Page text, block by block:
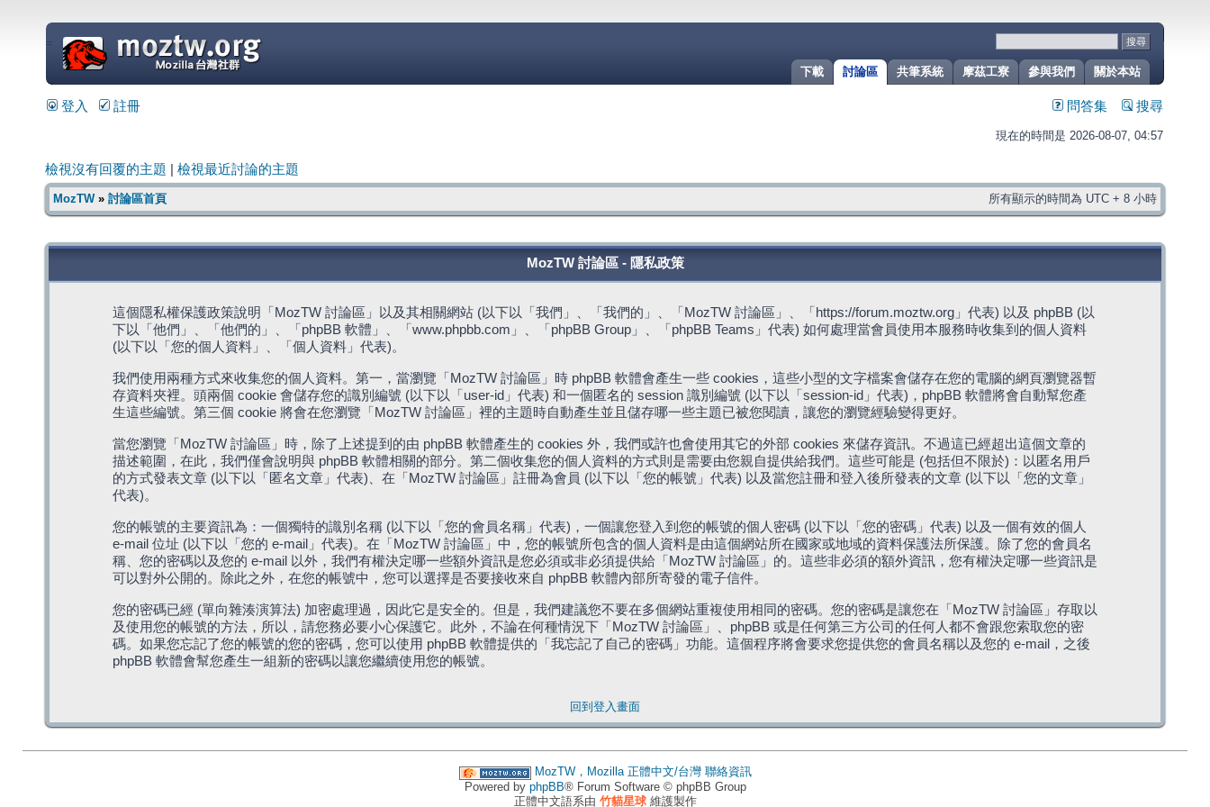
關於本站
參與我們
摩茲工寮
共筆系統
討論區
下載
=
登入 註冊 問答集 搜尋
現在的時間是 2026-08-07, 04:57
檢視沒有回覆的主題 檢視最近討論的主題
MozTW» 討論區首頁 所有顯示的時間為 UTC + 8 小時
MozTW 討論區 - 隱私政策
這個隱私權保護政策說明「MozTW 討論區」以及其相關網站 (以下以「我們」、「我們的」、「MozTW 討論區」、「https://forum.moztw.org」代表) 以及 phpBB (以
下以「他們」、「他們的」、「phpBB 軟體」、「www.phpbb.com」、「phpBB Group」、「phpBB Teams」代表) 如何處理當會員使用本服務時收集到的個人資料
(以下以「您的個人資料」、「個人資料」代表)。
我們使用兩種方式來收集您的個人資料。第一，當瀏覽「MozTW 討論區」時 phpBB 軟體會產生一些 cookies，這些小型的文字檔案會儲存在您的電腦的網頁瀏覽器暫
存資料夾裡。頭兩個 cookie 會儲存您的識別編號 (以下以「user-id」代表) 和一個匿名的 session 識別編號 (以下以「session-id」代表)，phpBB 軟體將會自動幫您產
生這些編號。第三個 cookie 將會在您瀏覽「MozTW 討論區」裡的主題時自動產生並且儲存哪一些主題已被您閱讀，讓您的瀏覽經驗變得更好。
當您瀏覽「MozTW 討論區」時，除了上述提到的由 phpBB 軟體產生的 cookies 外，我們或許也會使用其它的外部 cookies 來儲存資訊。不過這已經超出這個文章的
描述範圍，在此，我們僅會說明與 phpBB 軟體相關的部分。第二個收集您的個人資料的方式則是需要由您親自提供給我們。這些可能是 (包括但不限於)：以匿名用戶
的方式發表文章 (以下以「匿名文章」代表)、在「MozTW 討論區」註冊為會員 (以下以「您的帳號」代表) 以及當您註冊和登入後所發表的文章 (以下以「您的文章」
代表)。
您的帳號的主要資訊為：一個獨特的識別名稱 (以下以「您的會員名稱」代表)，一個讓您登入到您的帳號的個人密碼 (以下以「您的密碼」代表) 以及一個有效的個人
e-mail 位址 (以下以「您的 e-mail」代表)。在「MozTW 討論區」中，您的帳號所包含的個人資料是由這個網站所在國家或地域的資料保護法所保護。除了您的會員名
稱、您的密碼以及您的 e-mail 以外，我們有權決定哪一些額外資訊是您必須或非必須提供給「MozTW 討論區」的。這些非必須的額外資訊，您有權決定哪一些資訊是
可以對外公開的。除此之外，在您的帳號中，您可以選擇是否要接收來自 phpBB 軟體內部所寄發的電子信件。
您的密碼已經 (單向雜湊演算法) 加密處理過，因此它是安全的。但是，我們建議您不要在多個網站重複使用相同的密碼。您的密碼是讓您在「MozTW 討論區」存取以
及使用您的帳號的方法，所以，請您務必要小心保護它。此外，不論在何種情況下「MozTW 討論區」、phpBB 或是任何第三方公司的任何人都不會跟您索取您的密
碼。如果您忘記了您的帳號的您的密碼，您可以使用 phpBB 軟體提供的「我忘記了自己的密碼」功能。這個程序將會要求您提供您的會員名稱以及您的 e-mail，之後
phpBB 軟體會幫您產生一組新的密碼以讓您繼續使用您的帳號。
回到登入畫面
MozTW，Mozilla 正體中文/台灣 聯絡資訊
Powered by phpBB® Forum Software © phpBB Group
正體中文語系由 竹貓星球維護製作